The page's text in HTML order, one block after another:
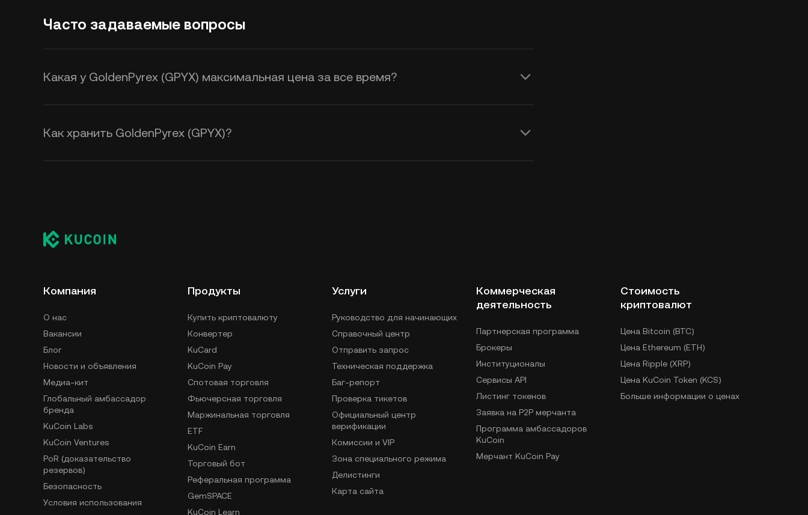
Часто задаваемые вопросы
Какая у GoldenPyrex (GPYX) максимальная цена за все время?
Как хранить GoldenPyrex (GPYX)?
Компания
О нас
Вакансии
Блог
Новости и объявления
Медиа-кит
Глобальный амбассадор
бренда
KuCoin Labs
KuCoin Ventures
PoR (доказательство
резервов)
Безопасность
Условия использования
Продукты
Купить криптовалюту
Конвертер
KuCard
KuCoin Pay
Спотовая торговля
Фьючерсная торговля
Маржинальная торговля
ETF
KuCoin Earn
Торговый бот
Реферальная программа
GemSPACE
KuCoin Learn
Услуги
Руководство для начинающих
Справочный центр
Отправить запрос
Техническая поддержка
Баг-репорт
Проверка тикетов
Официальный центр
верификации
Комиссии и VIP
Зона специального режима
Делистинги
Карта сайта
Коммерческая
деятельность
Партнерская программа
Брокеры
Институционалы
Сервисы API
Листинг токенов
Заявка на P2P мерчанта
Программа амбассадоров
KuCoin
Мерчант KuCoin Pay
Стоимость
криптовалют
Цена Bitcoin (BTC)
Цена Ethereum (ETH)
Цена Ripple (XRP)
Цена KuCoin Token (KCS)
Больше информации о ценах